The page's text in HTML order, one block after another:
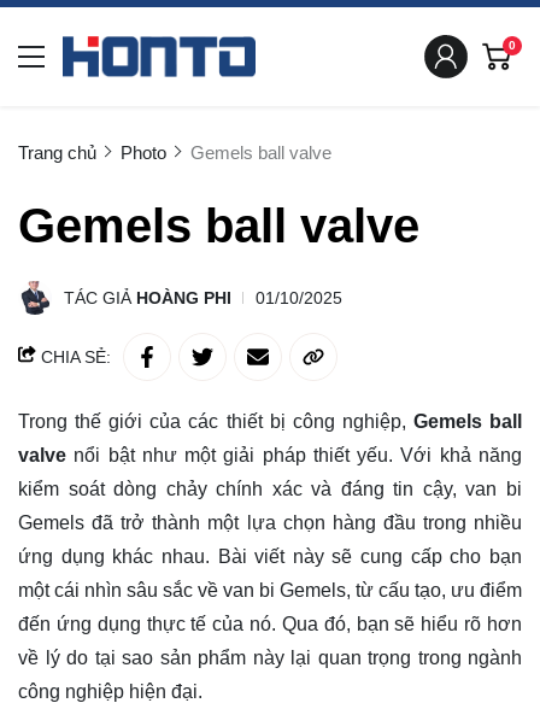
0
Trang chủ Photo Gemels ball valve
Gemels ball valve
TÁC GIẢ HOÀNG PHI 01/10/2025
CHIA SẺ:
Trong thế giới của các thiết bị công nghiệp, Gemels ball
valve nổi bật như một giải pháp thiết yếu. Với khả năng
kiểm soát dòng chảy chính xác và đáng tin cậy, van bi
Gemels đã trở thành một lựa chọn hàng đầu trong nhiều
ứng dụng khác nhau. Bài viết này sẽ cung cấp cho bạn
một cái nhìn sâu sắc về van bi Gemels, từ cấu tạo, ưu điểm
đến ứng dụng thực tế của nó. Qua đó, bạn sẽ hiểu rõ hơn
về lý do tại sao sản phẩm này lại quan trọng trong ngành
công nghiệp hiện đại.